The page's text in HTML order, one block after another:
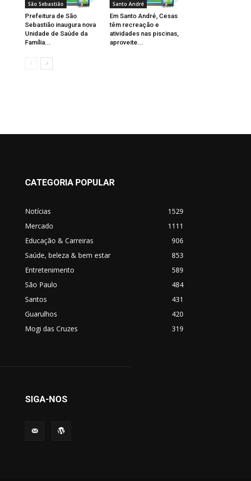
São Sebastião
Prefeitura de São
Sebastião inaugura nova
Unidade de Saúde da
Família...
Santo André
Em Santo André, Cesas
têm recreação e
atividades nas piscinas,
aproveite...
CATEGORIA POPULAR
Notícias
1529
Mercado
1111
Educação & Carreiras
906
Saúde, beleza & bem estar
853
Entretenimento
589
São Paulo
484
Santos
431
Guarulhos
420
Mogi das Cruzes
319
SIGA-NOS